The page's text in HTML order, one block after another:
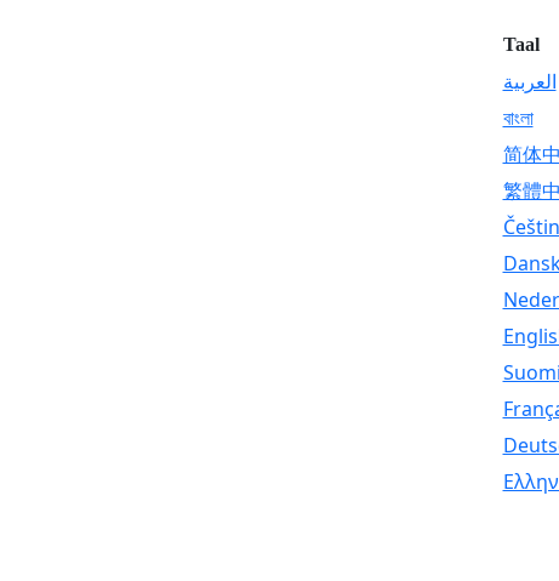
Taal
العربية
বাংলা
简体
繁體
Suomi